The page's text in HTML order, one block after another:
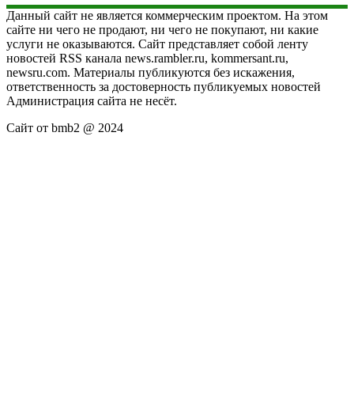
Данный сайт не является коммерческим проектом. На этом
сайте ни чего не продают, ни чего не покупают, ни какие
услуги не оказываются. Сайт представляет собой ленту
новостей RSS канала news.rambler.ru, kommersant.ru,
newsru.com. Материалы публикуются без искажения,
ответственность за достоверность публикуемых новостей
Администрация сайта не несёт.
Сайт от bmb2 @ 2024